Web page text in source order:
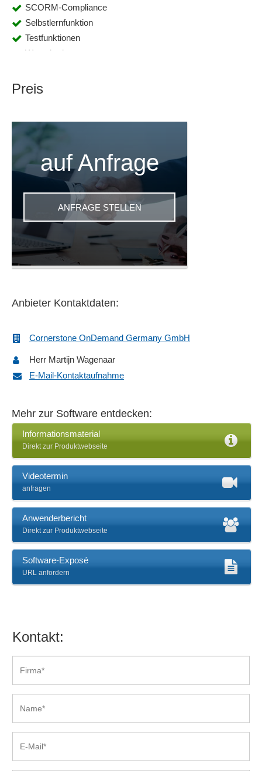
SCORM-Compliance
Selbstlernfunktion
Testfunktionen
Warenkorbsystem
Preis
auf Anfrage
ANFRAGE STELLEN
Anbieter Kontaktdaten:
Cornerstone OnDemand Germany GmbH
Herr Martijn Wagenaar
E-Mail-Kontaktaufnahme
Mehr zur Software entdecken:
Informationsmaterial
Direkt zur Produktwebseite
Videotermin
anfragen
Anwenderbericht
Direkt zur Produktwebseite
Software-Exposé
URL anfordern
Kontakt: